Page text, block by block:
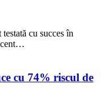
cu succes în
cu 74% riscul de